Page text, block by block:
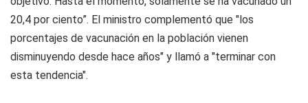
20,4 por ciento”. El ministro complementó que "los
porcentajes de vacunación en la población vienen
disminuyendo desde hace años" y llamó a "terminar con
esta tendencia".